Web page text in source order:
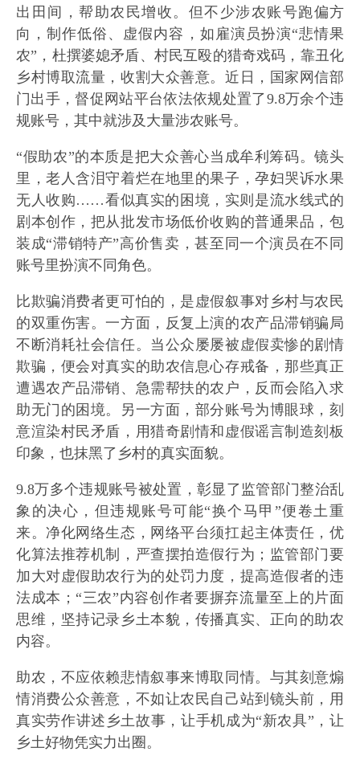
出田间，帮助农民增收。但不少涉农账号跑偏方
向，制作低俗、虚假内容，如雇演员扮演“悲情果
农”，杜撰婆媳矛盾、村民互殴的猎奇戏码，靠丑化
乡村博取流量，收割大众善意。近日，国家网信部
门出手，督促网站平台依法依规处置了9.8万余个违
规账号，其中就涉及大量涉农账号。
“假助农”的本质是把大众善心当成牟利筹码。镜头
里，老人含泪守着烂在地里的果子，孕妇哭诉水果
无人收购……看似真实的困境，实则是流水线式的
剧本创作，把从批发市场低价收购的普通果品，包
装成“滞销特产”高价售卖，甚至同一个演员在不同
账号里扮演不同角色。
比欺骗消费者更可怕的，是虚假叙事对乡村与农民
的双重伤害。一方面，反复上演的农产品滞销骗局
不断消耗社会信任。当公众屡屡被虚假卖惨的剧情
欺骗，便会对真实的助农信息心存戒备，那些真正
遭遇农产品滞销、急需帮扶的农户，反而会陷入求
助无门的困境。另一方面，部分账号为博眼球，刻
意渲染村民矛盾，用猎奇剧情和虚假谣言制造刻板
印象，也抹黑了乡村的真实面貌。
9.8万多个违规账号被处置，彰显了监管部门整治乱
象的决心，但违规账号可能“换个马甲”便卷土重
来。净化网络生态，网络平台须扛起主体责任，优
化算法推荐机制，严查摆拍造假行为；监管部门要
加大对虚假助农行为的处罚力度，提高造假者的违
法成本；“三农”内容创作者要摒弃流量至上的片面
思维，坚持记录乡土本貌，传播真实、正向的助农
内容。
助农，不应依赖悲情叙事来博取同情。与其刻意煽
情消费公众善意，不如让农民自己站到镜头前，用
真实劳作讲述乡土故事，让手机成为“新农具”，让
乡土好物凭实力出圈。